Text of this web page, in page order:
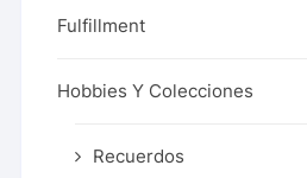
Fulfillment
Hobbies Y Colecciones
Recuerdos